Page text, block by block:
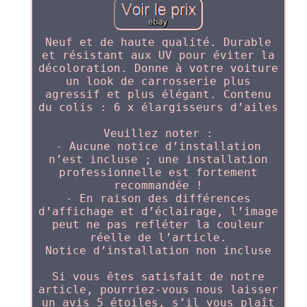
Neuf et de haute qualité. Durable
et résistant aux UV pour éviter la
décoloration. Donne à votre voiture
un look de carrosserie plus
agressif et plus élégant. Contenu
du colis : 6 x élargisseurs d’ailes
Veuillez noter :
- Aucune notice d’installation
n’est incluse ; une installation
professionnelle est fortement
recommandée !
- En raison des différences
d’affichage et d’éclairage, l’image
peut ne pas refléter la couleur
réelle de l’article.
Notice d’installation non incluse
Si vous êtes satisfait de notre
article, pourriez-vous nous laisser
un avis 5 étoiles, s’il vous plaît